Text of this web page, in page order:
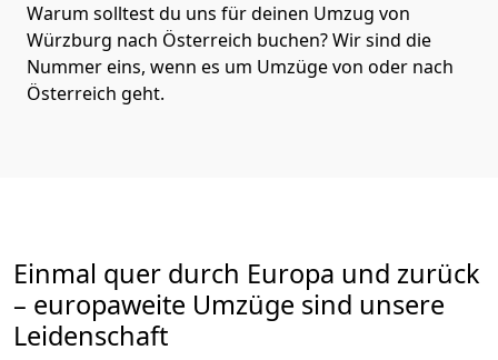
Warum solltest du uns für deinen Umzug von
Würzburg nach Österreich buchen? Wir sind die
Nummer eins, wenn es um Umzüge von oder nach
Österreich geht.
Einmal quer durch Europa und zurück
– europaweite Umzüge sind unsere
Leidenschaft